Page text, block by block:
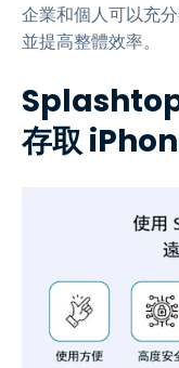
企業和個人可以充
並提高整體效率。
Splashtop
存取